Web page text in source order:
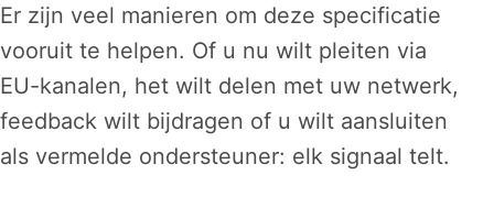
Er zijn veel manieren om deze specificatie
vooruit te helpen. Of u nu wilt pleiten via
EU-kanalen, het wilt delen met uw netwerk,
feedback wilt bijdragen of u wilt aansluiten
als vermelde ondersteuner: elk signaal telt.